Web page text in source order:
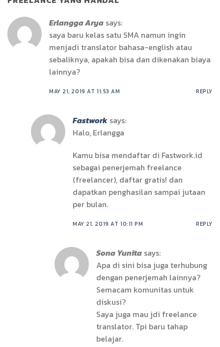
Erlangga Arya says:
saya baru kelas satu SMA namun ingin
menjadi translator bahasa-english atau
sebaliknya, apakah bisa dan dikenakan biaya
lainnya?
MAY 21, 2019 AT 11:53 AM REPLY
Fastwork says:
Halo, Erlangga
Kamu bisa mendaftar di Fastwork.id
sebagai penerjemah freelance
(freelancer), daftar gratis! dan
dapatkan penghasilan sampai jutaan
per bulan.
MAY 21, 2019 AT 10:11 PM REPLY
Sona Yunita says:
Apa di sini bisa juga terhubung
dengan penerjemah lainnya?
Semacam komunitas untuk
diskusi?
Saya juga mau jdi freelance
translator. Tpi baru tahap
belajar.